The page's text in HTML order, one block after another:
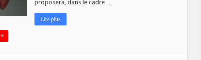
proposera, dans le cadre …
Lire plus